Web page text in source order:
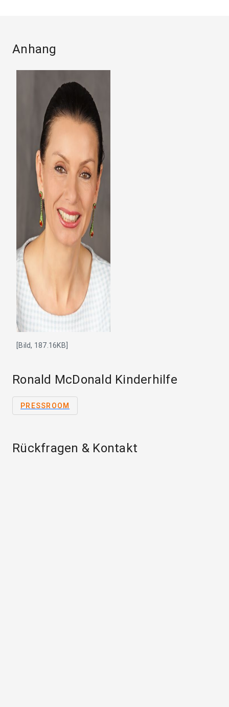
Anhang
[Bild, 187.16KB]
Ronald McDonald Kinderhilfe
PRESSROOM
Rückfragen & Kontakt